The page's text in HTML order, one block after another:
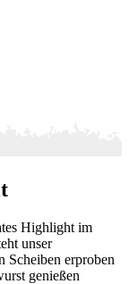
Highlight im
unser
Scheiben erproben
genießen